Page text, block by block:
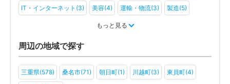
IT・インターネット(3) 美容(4) 運輸・物流(3) 製造(5)
旅行・ホテル(3)
アミューズメント・レジャー(2)
もっと見る
周辺の地域で探す
三重県(578) 桑名市(71) 朝日町(1) 川越町(3) 東員町(4)